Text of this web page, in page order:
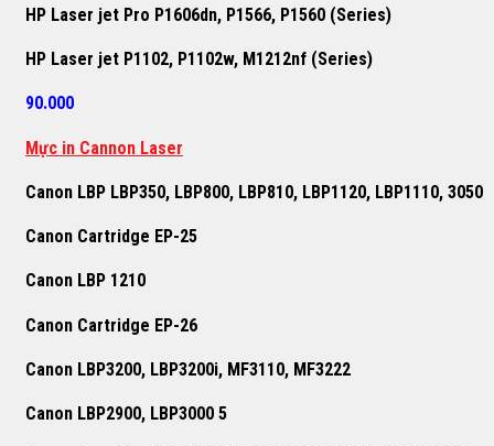
HP Laser jet Pro P1606dn, P1566, P1560 (Series)
HP Laser jet P1102, P1102w, M1212nf (Series)
90.000
Mực in Cannon Laser
Canon LBP LBP350, LBP800, LBP810, LBP1120, LBP1110, 3050
Canon Cartridge EP-25
Canon LBP 1210
Canon Cartridge EP-26
Canon LBP3200, LBP3200i, MF3110, MF3222
Canon LBP2900, LBP3000 5